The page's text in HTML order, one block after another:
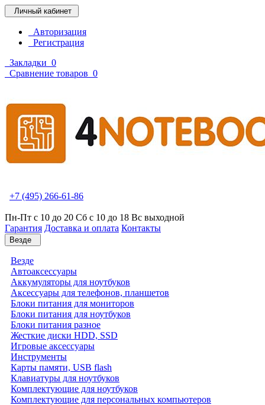
Личный кабинет
Авторизация
Регистрация
Закладки 0
Сравнение товаров 0
+7 (495) 266-61-86
Пн-Пт с 10 до 20 Сб с 10 до 18 Вс выходной
Гарантия Доставка и оплата Контакты
Везде
Везде
Автоаксессуары
Аккумуляторы для ноутбуков
Аксессуары для телефонов, планшетов
Блоки питания для мониторов
Блоки питания для ноутбуков
Блоки питания разное
Жесткие диски HDD, SSD
Игровые аксессуары
Инструменты
Карты памяти, USB flash
Клавиатуры для ноутбуков
Комплектующие для ноутбуков
Комплектующие для персональных компьютеров